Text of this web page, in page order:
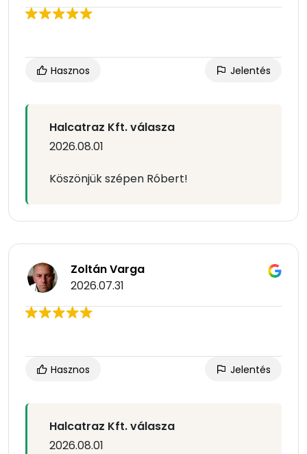
Hasznos Jelentés
Halcatraz Kft. válasza
2026.08.01
Köszönjük szépen Róbert!
Zoltán Varga
2026.07.31
Hasznos Jelentés
Halcatraz Kft. válasza
2026.08.01